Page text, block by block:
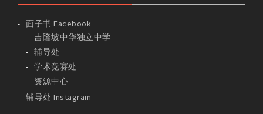
面子书 Facebook
吉隆坡中华独立中学
辅导处
学术竞赛处
资源中心
辅导处 Instagram